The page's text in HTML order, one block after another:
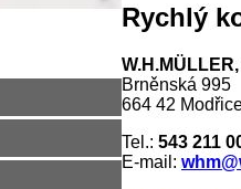
Rychlý
Brněnská 995
664 42
Tel.: 543 211
E-mail: